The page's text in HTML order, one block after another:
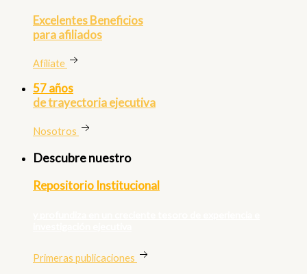
Excelentes Beneficios
para afiliados
Afíliate
57 años
de trayectoria ejecutiva
Nosotros
Descubre nuestro
Repositorio Institucional
Primeras publicaciones